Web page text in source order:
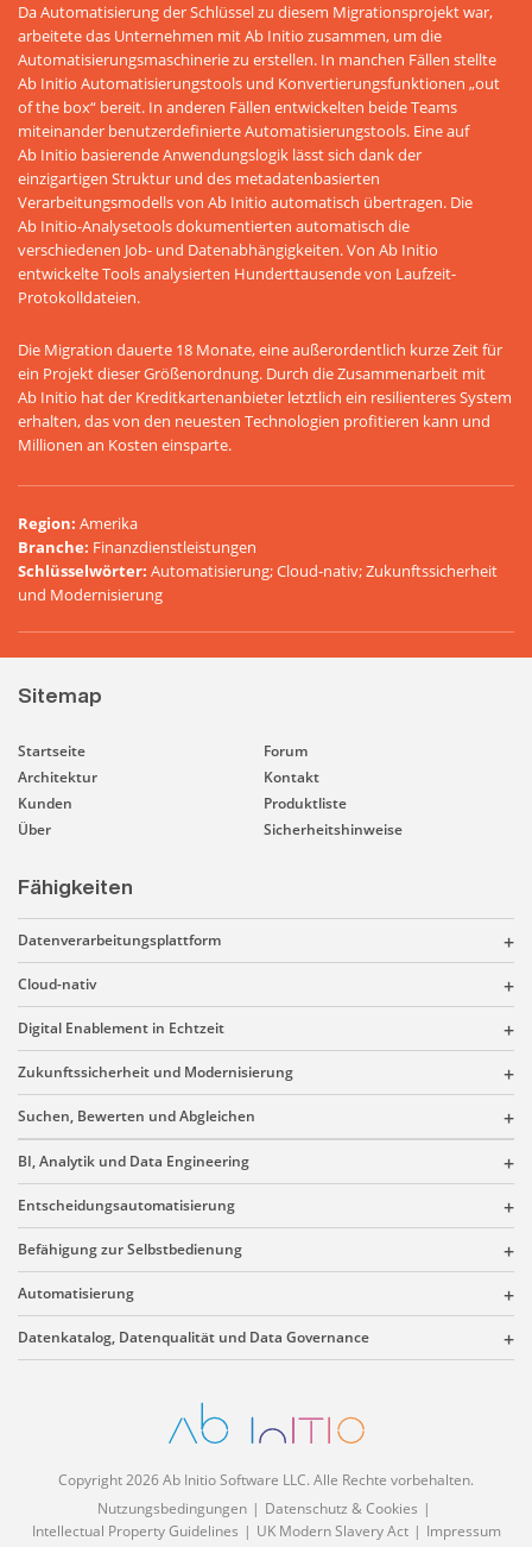
Da Automatisierung der Schlüssel zu diesem Migrationsprojekt war,
arbeitete das Unternehmen mit Ab Initio zusammen, um die
Automatisierungsmaschinerie zu erstellen. In manchen Fällen stellte
Ab Initio Automatisierungstools und Konvertierungsfunktionen „out
of the box“ bereit. In anderen Fällen entwickelten beide Teams
miteinander benutzerdefinierte Automatisierungstools. Eine auf
Ab Initio basierende Anwendungslogik lässt sich dank der
einzigartigen Struktur und des metadatenbasierten
Verarbeitungsmodells von Ab Initio automatisch übertragen. Die
Ab Initio-Analysetools dokumentierten automatisch die
verschiedenen Job- und Datenabhängigkeiten. Von Ab Initio
entwickelte Tools analysierten Hunderttausende von Laufzeit-
Protokolldateien.
Die Migration dauerte 18 Monate, eine außerordentlich kurze Zeit für
ein Projekt dieser Größenordnung. Durch die Zusammenarbeit mit
Ab Initio hat der Kreditkartenanbieter letztlich ein resilienteres System
erhalten, das von den neuesten Technologien profitieren kann und
Millionen an Kosten einsparte.
Region: Amerika
Branche: Finanzdienstleistungen
Schlüsselwörter: Automatisierung; Cloud-nativ; Zukunftssicherheit
und Modernisierung
Sitemap
Startseite
Architektur
Kunden
Über
Forum
Kontakt
Produktliste
Sicherheitshinweise
Fähigkeiten
Datenverarbeitungsplattform
Cloud-nativ
Digital Enablement in Echtzeit
Zukunftssicherheit und Modernisierung
Suchen, Bewerten und Abgleichen
BI, Analytik und Data Engineering
Entscheidungsautomatisierung
Befähigung zur Selbstbedienung
Automatisierung
Datenkatalog, Datenqualität und Data Governance
Copyright 2026 Ab Initio Software LLC. Alle Rechte vorbehalten.
Nutzungsbedingungen
Datenschutz & Cookies
Intellectual Property Guidelines
UK Modern Slavery Act Impressum